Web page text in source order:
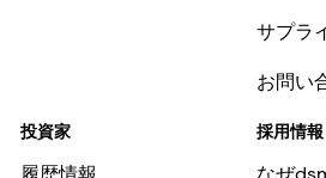
サプラ
お問い
投資家 採用情報